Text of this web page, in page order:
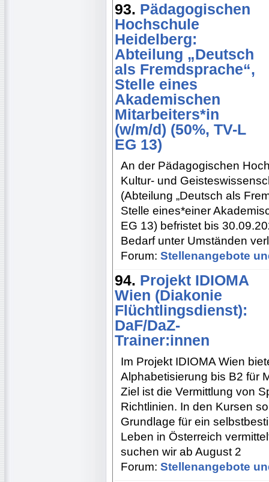
93. Pädagogischen
Hochschule
Heidelberg:
Abteilung „Deutsch
als Fremdsprache“,
Stelle eines
Akademischen
Mitarbeiters*in
(w/m/d) (50%, TV-L
EG 13)
An der Pädagogischen
Kultur- und
(Abteilung „Deutsch als
Stelle eines*einer
EG 13) befristet bis
Bedarf unter Umständen
Forum: Stellenangebote
94. Projekt IDIOMA
Wien (Diakonie
Flüchtlingsdienst):
DaF/DaZ-
Trainer:innen
Im Projekt IDIOMA Wien
Alphabetisierung bis B2 für
Ziel ist die Vermittlung von
Richtlinien. In den Kursen
Grundlage für ein
Leben in Österreich
suchen wir ab August 2
Forum: Stellenangebote